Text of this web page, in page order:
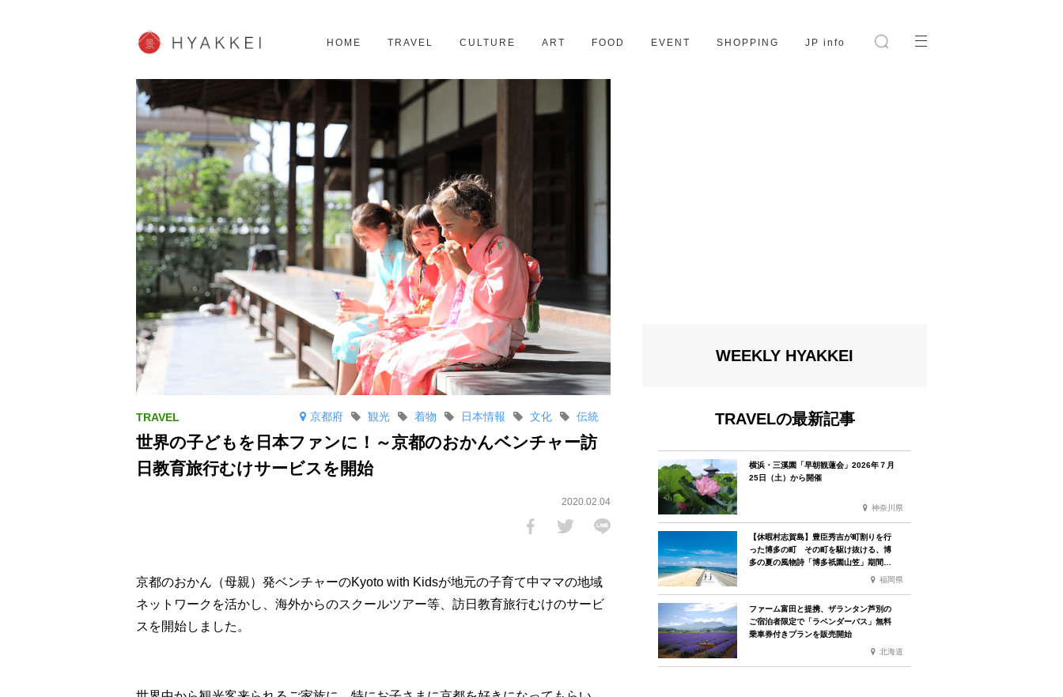
HOME TRAVEL CULTURE ART FOOD EVENT SHOPPING JP info
JP info
京都府 伝統
文化
日本情報
着物
観光
世界の子どもを日本ファンに！～京都のおかんベンチャー訪
日教育旅行むけサービスを開始
2020.02.04
京都のおかん（母親）発ベンチャーのKyoto with Kidsが地元の子育て中ママの地域
ネットワークを活かし、海外からのスクールツアー等、訪日教育旅行むけのサービ
スを開始しました。
WEEKLY HYAKKEI
TRAVELの最新記事
横浜・三溪園「早朝観蓮会」2026年７月
25日（土）から開催
神奈川県
【休暇村志賀島】豊臣秀吉が町割りを行
った博多の町 その町を駆け抜ける、博
多の夏の風物詩「博多祇園山笠」期間中
福岡県
ファーム富田と提携、ザランタン芦別の
ご宿泊者限定で「ラベンダーバス」無料
乗車券付きプランを販売開始
北海道